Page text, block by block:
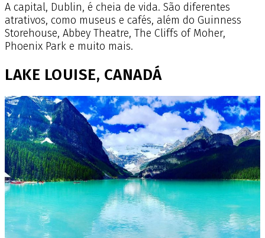
A capital, Dublin, é cheia de vida. São diferentes
atrativos, como museus e cafés, além do Guinness
Storehouse, Abbey Theatre, The Cliffs of Moher,
Phoenix Park e muito mais.
LAKE LOUISE, CANADÁ